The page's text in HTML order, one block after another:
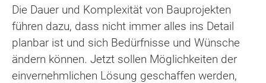
Die Dauer und Komplexität von Bauprojekten
führen dazu, dass nicht immer alles ins Detail
planbar ist und sich Bedürfnisse und Wünsche
ändern können. Jetzt sollen Möglichkeiten der
einvernehmlichen Lösung geschaffen werden,